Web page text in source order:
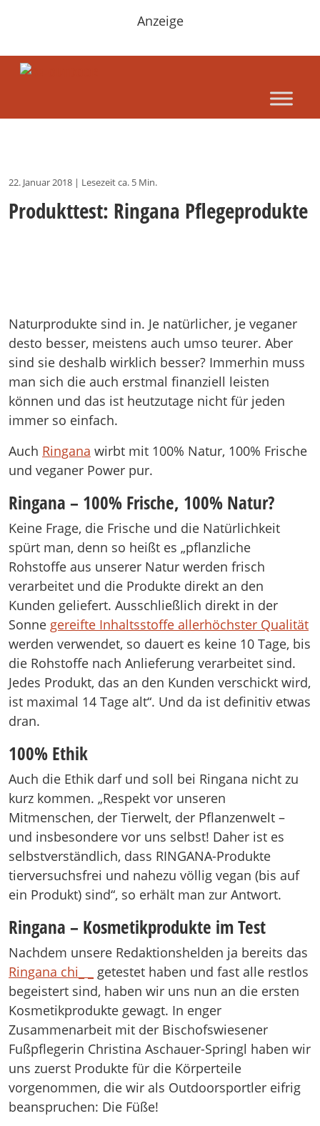
Anzeige
22. Januar 2018 | Lesezeit ca. 5 Min.
Produkttest: Ringana Pflegeprodukte
Naturprodukte sind in. Je natürlicher, je veganer
desto besser, meistens auch umso teurer. Aber
sind sie deshalb wirklich besser? Immerhin muss
man sich die auch erstmal finanziell leisten
können und das ist heutzutage nicht für jeden
immer so einfach.
Auch Ringana wirbt mit 100% Natur, 100% Frische
und veganer Power pur.
Ringana – 100% Frische, 100% Natur?
Keine Frage, die Frische und die Natürlichkeit
spürt man, denn so heißt es „pflanzliche
Rohstoffe aus unserer Natur werden frisch
verarbeitet und die Produkte direkt an den
Kunden geliefert. Ausschließlich direkt in der
Sonne gereifte Inhaltsstoffe allerhöchster Qualität
werden verwendet, so dauert es keine 10 Tage, bis
die Rohstoffe nach Anlieferung verarbeitet sind.
Jedes Produkt, das an den Kunden verschickt wird,
ist maximal 14 Tage alt“. Und da ist definitiv etwas
dran.
100% Ethik
Auch die Ethik darf und soll bei Ringana nicht zu
kurz kommen. „Respekt vor unseren
Mitmenschen, der Tierwelt, der Pflanzenwelt –
und insbesondere vor uns selbst! Daher ist es
selbstverständlich, dass RINGANA-Produkte
tierversuchsfrei und nahezu völlig vegan (bis auf
ein Produkt) sind“, so erhält man zur Antwort.
Ringana – Kosmetikprodukte im Test
Nachdem unsere Redaktionshelden ja bereits das
Ringana chi_ _
getestet haben und fast alle restlos
begeistert sind, haben wir uns nun an die ersten
Kosmetikprodukte gewagt. In enger
Zusammenarbeit mit der Bischofswiesener
Fußpflegerin Christina Aschauer-Springl haben wir
uns zuerst Produkte für die Körperteile
vorgenommen, die wir als Outdoorsportler eifrig
beanspruchen: Die Füße!